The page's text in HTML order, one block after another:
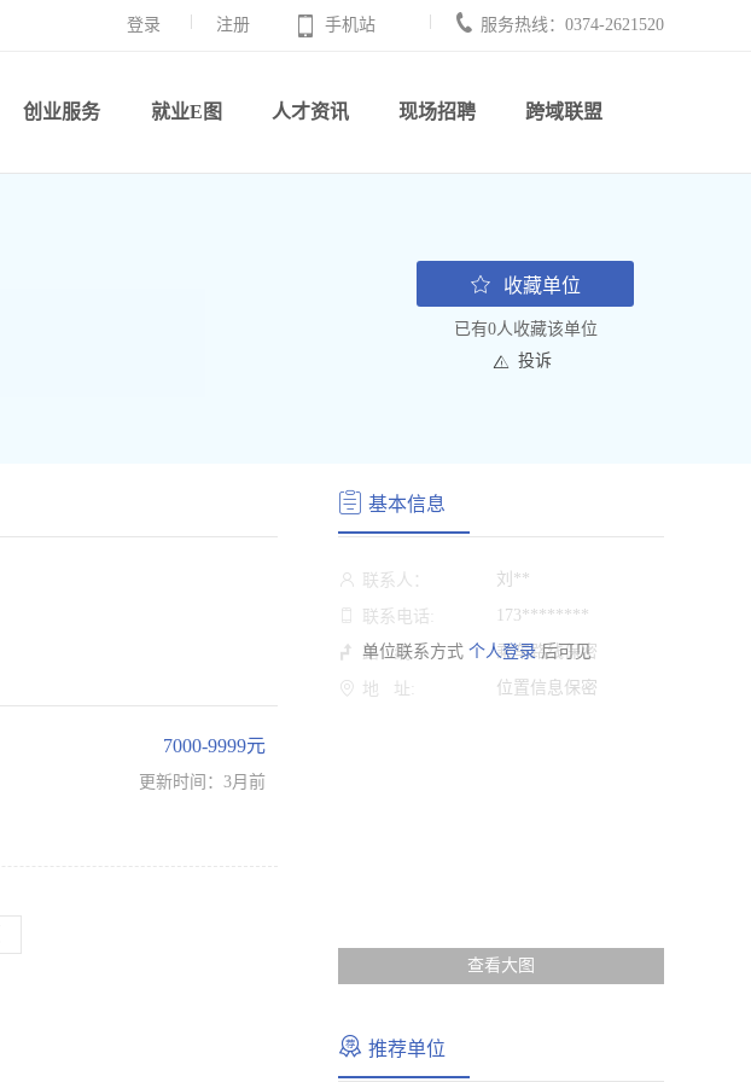
登录 注册 手机站 服务热线：0374-2621520
创业服务 就业E图 人才资讯 现场招聘 跨域联盟
收藏单位
已有0人收藏该单位
投诉
7000-9999元
更新时间：3月前
基本信息
单位联系方式 个人登录后可见
联系人： 刘**
联系电话: 173********
路 线: 乘车路线保密
地 址: 位置信息保密
查看大图
推荐单位